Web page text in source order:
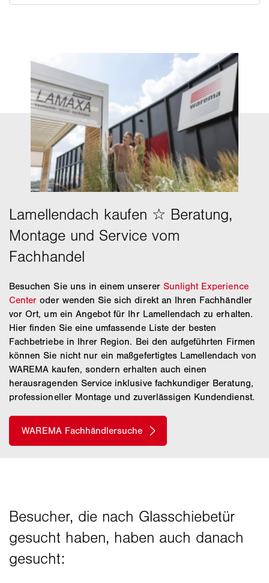
Besuchen Sie uns in einem unserer Sunlight Experience
Center oder wenden Sie sich direkt an Ihren Fachhändler
vor Ort, um ein Angebot für Ihr Lamellendach zu erhalten.
Hier finden Sie eine umfassende Liste der besten
Fachbetriebe in Ihrer Region. Bei den aufgeführten Firmen
können Sie nicht nur ein maßgefertigtes Lamellendach von
WAREMA kaufen, sondern erhalten auch einen
herausragenden Service inklusive fachkundiger Beratung,
professioneller Montage und zuverlässigen Kundendienst.